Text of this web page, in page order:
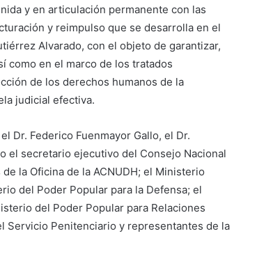
y en articulación permanente con las
y reimpulso que se desarrolla en el
Alvarado, con el objeto de garantizar,
como en el marco de los tratados
de los derechos humanos de la
judicial efectiva.
Dr. Federico Fuenmayor Gallo, el Dr.
el secretario ejecutivo del Consejo Nacional
la Oficina de la ACNUDH; el Ministerio
del Poder Popular para la Defensa; el
del Poder Popular para Relaciones
Servicio Penitenciario y representantes de la